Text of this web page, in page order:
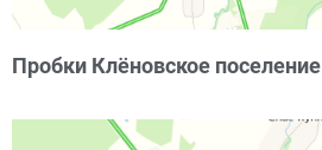
Пробки Клёновское поселение